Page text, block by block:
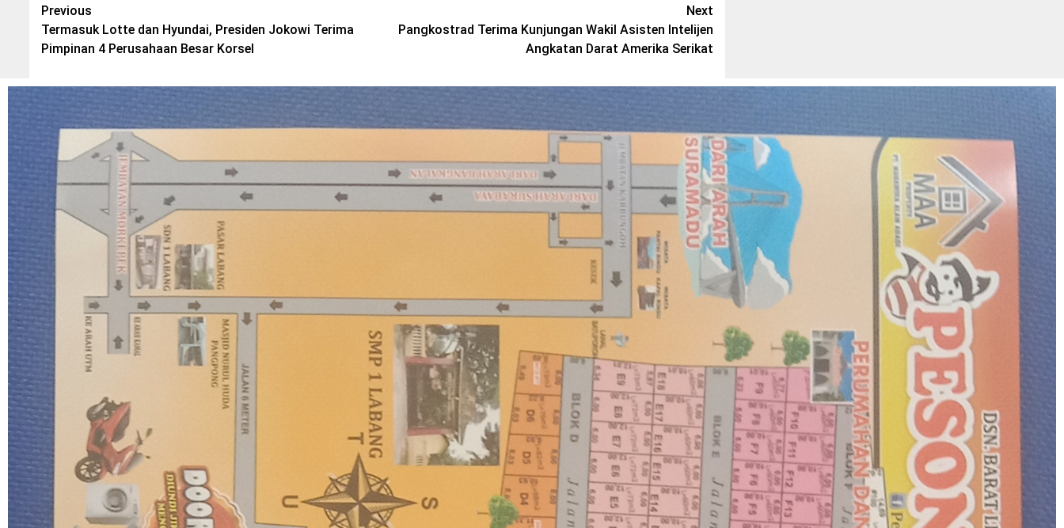
Post
navigation
Previous
Termasuk Lotte dan Hyundai, Presiden Jokowi Terima
Pimpinan 4 Perusahaan Besar Korsel
Next
Pangkostrad Terima Kunjungan Wakil Asisten Intelijen
Angkatan Darat Amerika Serikat